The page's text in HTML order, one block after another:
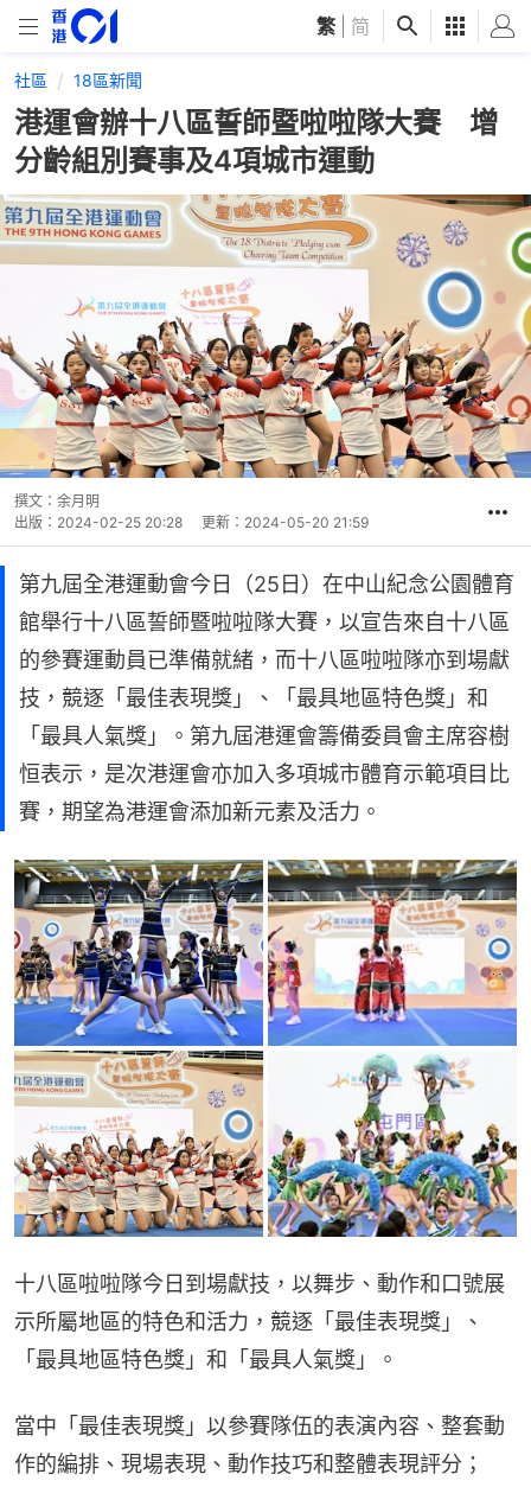
繁 简
社區 18區新聞
港運會辦十八區誓師暨啦啦隊大賽 增
分齡組別賽事及4項城市運動
撰文： 余月明
出版： 2024-02-25 20:28 更新： 2024-05-20 21:59
第九屆全港運動會今日（25日）在中山紀念公園體育
館舉行十八區誓師暨啦啦隊大賽，以宣告來自十八區
的參賽運動員已準備就緒，而十八區啦啦隊亦到場獻
技，競逐「最佳表現獎」、「最具地區特色獎」和
「最具人氣獎」。第九屆港運會籌備委員會主席容樹
恒表示，是次港運會亦加入多項城市體育示範項目比
賽，期望為港運會添加新元素及活力。
十八區啦啦隊今日到場獻技，以舞步、動作和口號展
示所屬地區的特色和活力，競逐「最佳表現獎」、
「最具地區特色獎」和「最具人氣獎」。
當中「最佳表現獎」以參賽隊伍的表演內容、整套動
作的編排、現場表現、動作技巧和整體表現評分；